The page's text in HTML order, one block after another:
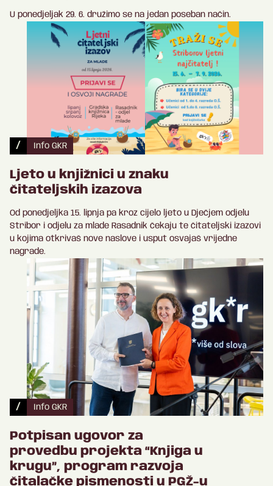
U ponedjeljak 29. 6. družimo se na jedan poseban način.
/ Info GKR
Ljeto u knjižnici u znaku
čitateljskih izazova
Od ponedjeljka 15. lipnja pa kroz cijelo ljeto u Dječjem odjelu
Stribor i odjelu za mlade Rasadnik čekaju te čitateljski izazovi
u kojima otkrivaš nove naslove i usput osvajaš vrijedne
nagrade.
/ Info GKR
Potpisan ugovor za
provedbu projekta “Knjiga u
krugu”, program razvoja
čitalačke pismenosti u PGŽ-u